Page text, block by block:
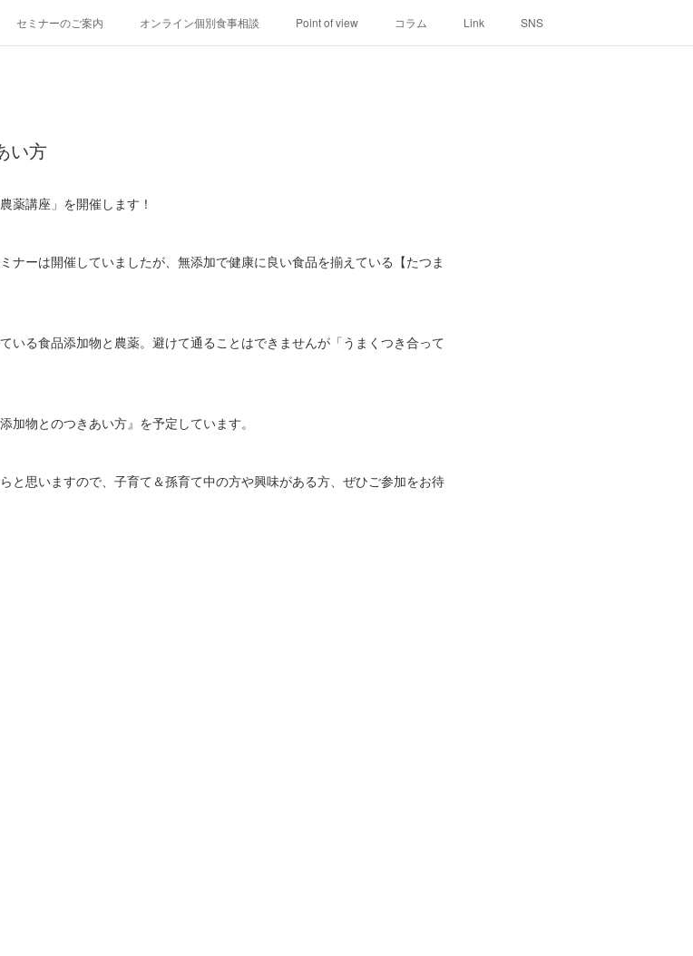
セミナーのご案内 オンライン個別食事相談 Point of view コラム Link SNS
い方
薬講座」を開催します！
ナーは開催していましたが、無添加で健康に良い食品を揃えている【たつま
いる食品添加物と農薬。避けて通ることはできませんが「うまくつき合って
加物とのつきあい方』を予定しています。
と思いますので、子育て＆孫育て中の方や興味がある方、ぜひご参加をお待